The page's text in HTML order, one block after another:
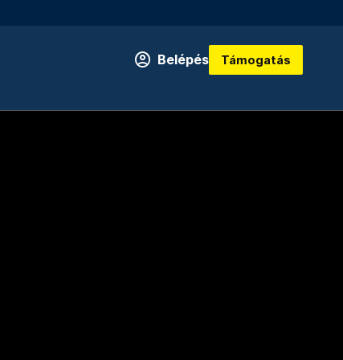
Belépés Támogatás